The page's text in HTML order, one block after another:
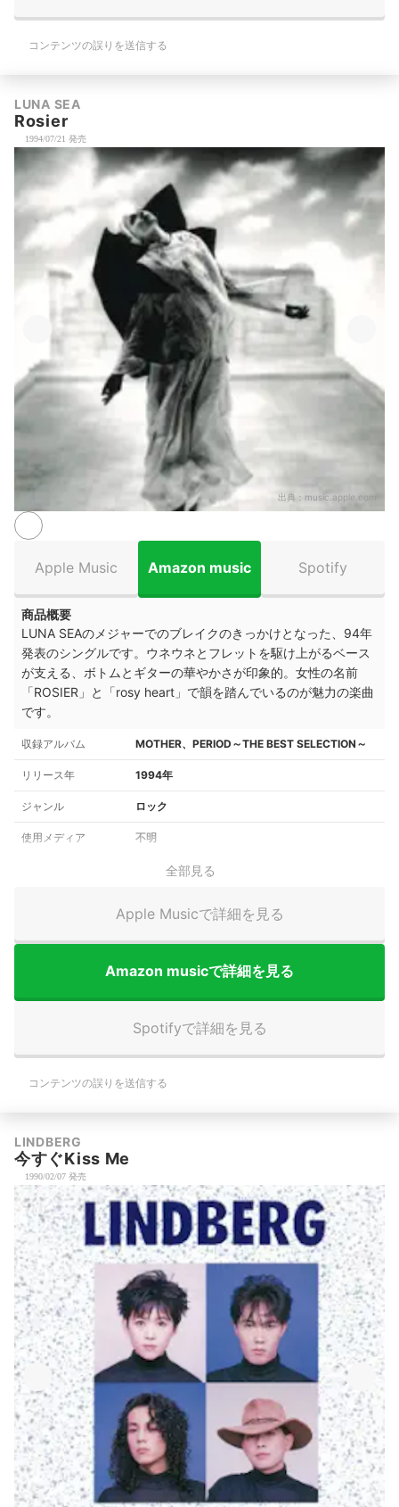
コンテンツの誤りを送信する
LUNA SEA
Rosier
1994/07/21 発売
出典： music.apple.com
Apple Music Amazon music Spotify
商品概要
LUNA SEAのメジャーでのブレイクのきっかけとなった、94年
発表のシングルです。ウネウネとフレットを駆け上がるベース
が支える、ボトムとギターの華やかさが印象的。女性の名前
「ROSIER」と「rosy heart」で韻を踏んでいるのが魅力の楽曲
です。
収録アルバム MOTHER、PERIOD～THE BEST SELECTION～
リリース年 1994年
ジャンル ロック
使用メディア 不明
全部見る
Apple Musicで詳細を見る
Amazon musicで詳細を見る
Spotifyで詳細を見る
コンテンツの誤りを送信する
LINDBERG
今すぐKiss Me
1990/02/07 発売